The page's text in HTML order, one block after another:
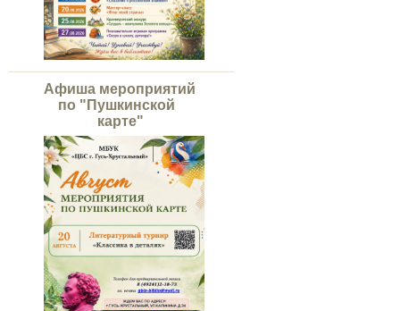
Афиша мероприятий
по "Пушкинской
карте"